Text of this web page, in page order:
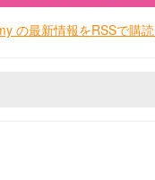
の最新情報をRSSで購読